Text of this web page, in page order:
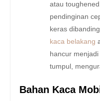
atau
pendinginan
keras
kaca belakang
hancur
tumpul,
Bahan Kaca